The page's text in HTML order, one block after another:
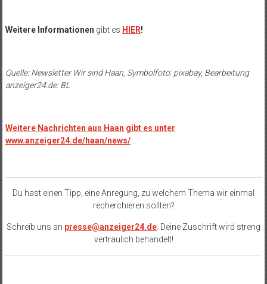
Weitere Informationen gibt es HIER!
Quelle: Newsletter Wir sind Haan, Symbolfoto: pixabay, Bearbeitung
anzeiger24.de: BL
Weitere Nachrichten aus Haan gibt es unter
www.anzeiger24.de/haan/news/
Du hast einen Tipp, eine Anregung, zu welchem Thema wir einmal
recherchieren sollten?
Schreib uns an presse@anzeiger24.de. Deine Zuschrift wird streng
vertraulich behandelt!